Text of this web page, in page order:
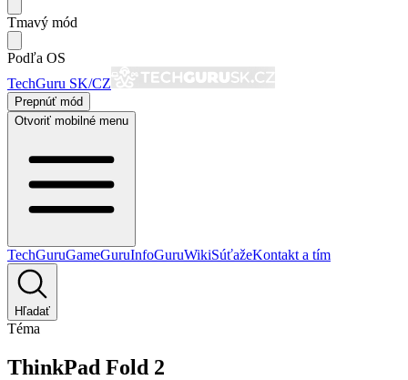
Tmavý mód
Podľa OS
TechGuru SK/CZ
Prepnúť mód
Otvoriť mobilné menu
TechGuruGameGuruInfoGuruWikiSúťažeKontakt a tím
Hľadať
Téma
ThinkPad Fold 2